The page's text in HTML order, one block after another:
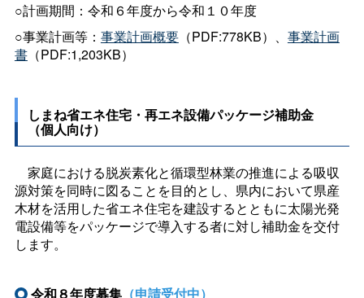
○計画期間：令和６年度から令和１０年度
○事業計画等： 事業計画概要（PDF:778KB）、 事業計画
書（PDF:1,203KB）
しまね省エネ住宅・再エネ設備パッケージ補助金
（個人向け）
家庭における脱炭素化と循環型林業の推進による吸収
源対策を同時に図ることを目的とし、県内において県産
木材を活用した省エネ住宅を建設するとともに太陽光発
電設備等をパッケージで導入する者に対し補助金を交付
します。
令和８年度募集（申請受付中）